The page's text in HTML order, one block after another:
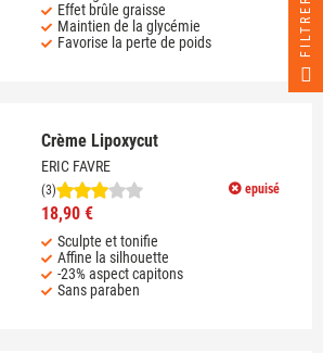
Effet brûle graisse
Maintien de la glycémie
Favorise la perte de poids
Crème Lipoxycut
ERIC FAVRE
epuisé
(3)
18,90 €
Sculpte et tonifie
Affine la silhouette
-23% aspect capitons
Sans paraben
FILTRER